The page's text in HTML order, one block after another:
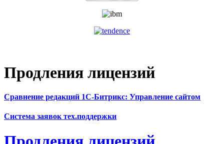
Продления лицензий
Сравнение редакций 1С-Битрикс: Управление сайтом
Система заявок тех.поддержки